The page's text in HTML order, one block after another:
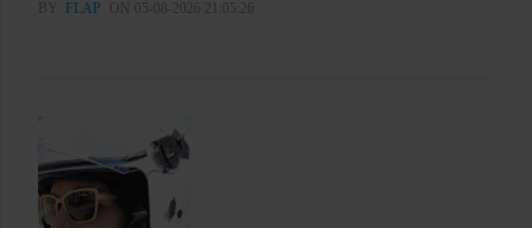
BY FLAP ON 05-08-2026 21:05:26